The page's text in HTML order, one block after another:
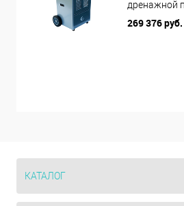
дренажной
269 376 руб.
КАТАЛОГ